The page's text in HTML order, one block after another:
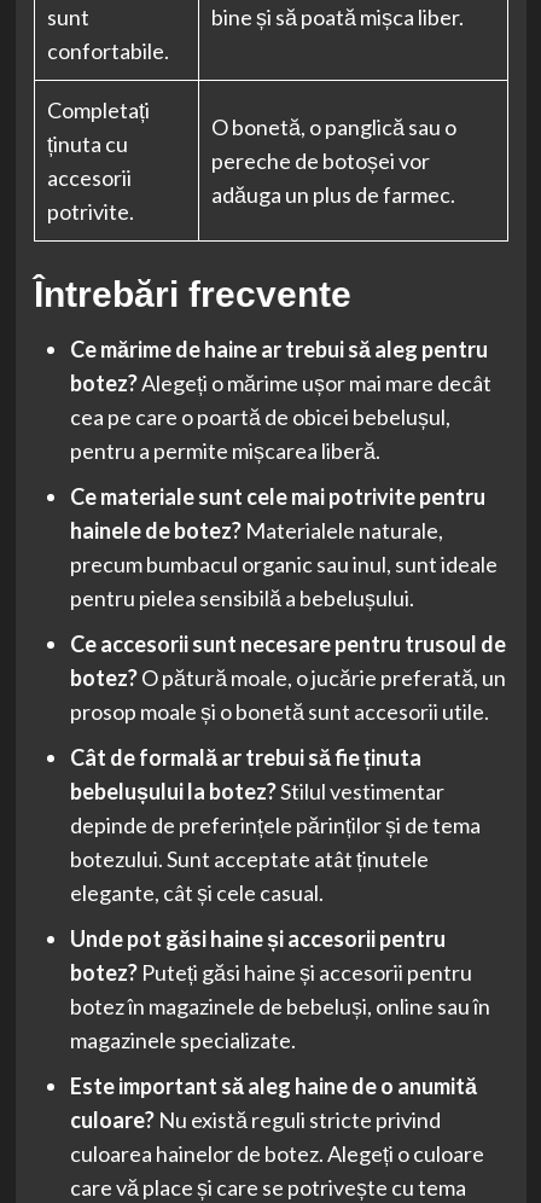
sunt
confortabile.
bine și să poată mișca liber.
Completați
ținuta cu
accesorii
potrivite.
O bonetă, o panglică sau o
pereche de botoșei vor
adăuga un plus de farmec.
Întrebări frecvente
Ce mărime de haine ar trebui să aleg pentru
botez?Alegeți o mărime ușor mai mare decât
cea pe care o poartă de obicei bebelușul,
pentru a permite mișcarea liberă.
Ce materiale sunt cele mai potrivite pentru
hainele de botez?Materialele naturale,
precum bumbacul organic sau inul, sunt ideale
pentru pielea sensibilă a bebelușului.
Ce accesorii sunt necesare pentru trusoul de
botez?O pătură moale, o jucărie preferată, un
prosop moale și o bonetă sunt accesorii utile.
Cât de formală ar trebui să fie ținuta
bebelușului la botez?Stilul vestimentar
depinde de preferințele părinților și de tema
botezului. Sunt acceptate atât ținutele
elegante, cât și cele casual.
Unde pot găsi haine și accesorii pentru
botez?Puteți găsi haine și accesorii pentru
botez în magazinele de bebeluși, online sau în
magazinele specializate.
Este important să aleg haine de o anumită
culoare?Nu există reguli stricte privind
culoarea hainelor de botez. Alegeți o culoare
care vă place și care se potrivește cu tema